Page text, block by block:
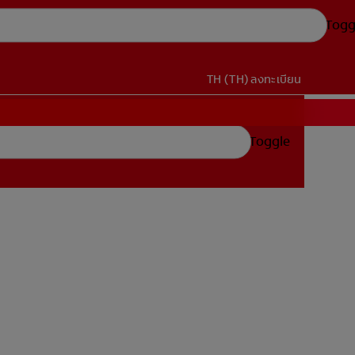
TH (TH)ลงทะเบียน
Toggle